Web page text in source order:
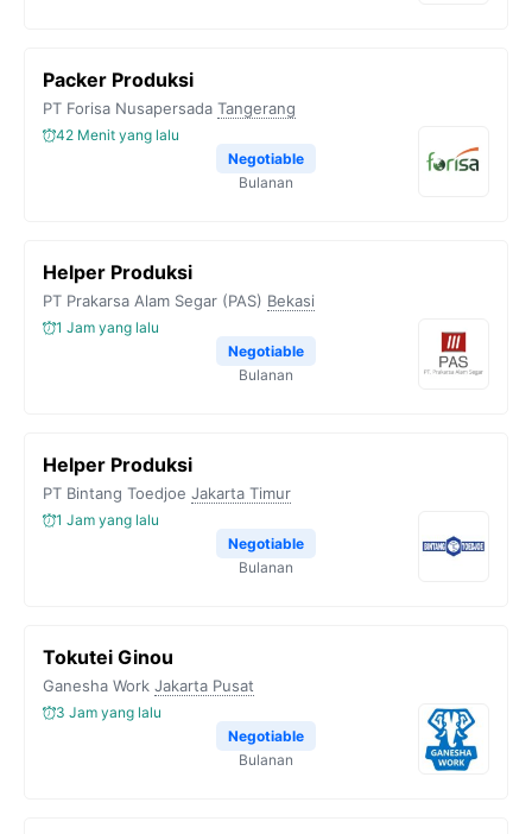
Packer Produksi
PT Forisa Nusapersada Tangerang
42 Menit yang lalu
Negotiable
Bulanan
Helper Produksi
PT Prakarsa Alam Segar (PAS) Bekasi
1 Jam yang lalu
Negotiable
Bulanan
Helper Produksi
PT Bintang Toedjoe Jakarta Timur
1 Jam yang lalu
Negotiable
Bulanan
Tokutei Ginou
Ganesha Work Jakarta Pusat
3 Jam yang lalu
Negotiable
Bulanan